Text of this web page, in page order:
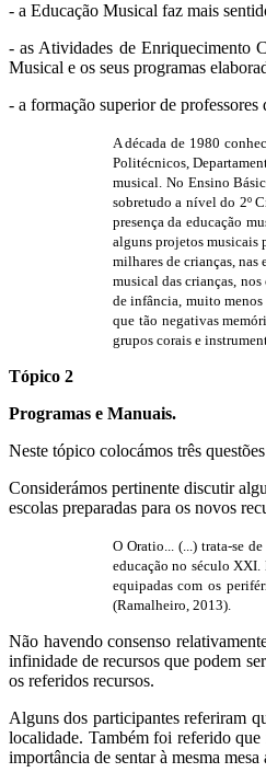
- a Educação Musical faz mais
- as Atividades de Enriquecimento
Musical e os seus programas
- a formação superior de
A década de 1980
Politécnicos,
musical. No Ensino
sobretudo a nível do 2º
presença da educação
alguns projetos musicais
milhares de crianças,
musical das crianças,
de infância, muito menos
que tão negativas
grupos corais e
Tópico 2
Programas e Manuais.
Neste tópico colocámos três
Considerámos pertinente discutir
escolas preparadas para os novos
O Oratio... (...) trata-se
educação no século XXI.
equipadas com os
(Ramalheiro, 2013).
Não havendo consenso
infinidade de recursos que podem
os referidos recursos.
Alguns dos participantes referiram
localidade. Também foi referido que
importância de sentar à mesma